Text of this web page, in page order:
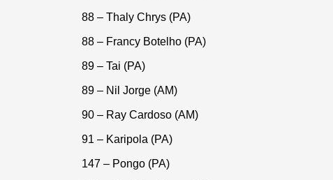
88 – Thaly Chrys (PA)
88 – Francy Botelho (PA)
89 – Tai (PA)
89 – Nil Jorge (AM)
90 – Ray Cardoso (AM)
91 – Karipola (PA)
147 – Pongo (PA)